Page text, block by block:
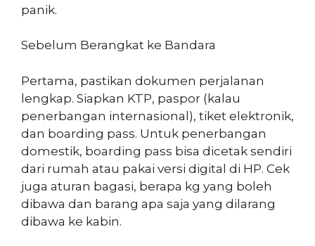
panik.
Sebelum Berangkat ke Bandara
Pertama, pastikan dokumen perjalanan
lengkap. Siapkan KTP, paspor (kalau
penerbangan internasional), tiket elektronik,
dan boarding pass. Untuk penerbangan
domestik, boarding pass bisa dicetak sendiri
dari rumah atau pakai versi digital di HP. Cek
juga aturan bagasi, berapa kg yang boleh
dibawa dan barang apa saja yang dilarang
dibawa ke kabin.